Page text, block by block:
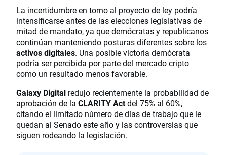
La incertidumbre en torno al proyecto de ley podría
intensificarse antes de las elecciones legislativas de
mitad de mandato, ya que demócratas y republicanos
continúan manteniendo posturas diferentes sobre los
activos digitales. Una posible victoria demócrata
podría ser percibida por parte del mercado cripto
como un resultado menos favorable.
Galaxy Digital redujo recientemente la probabilidad de
aprobación de la CLARITY Actdel 75% al 60%,
citando el limitado número de días de trabajo que le
quedan al Senado este año y las controversias que
siguen rodeando la legislación.